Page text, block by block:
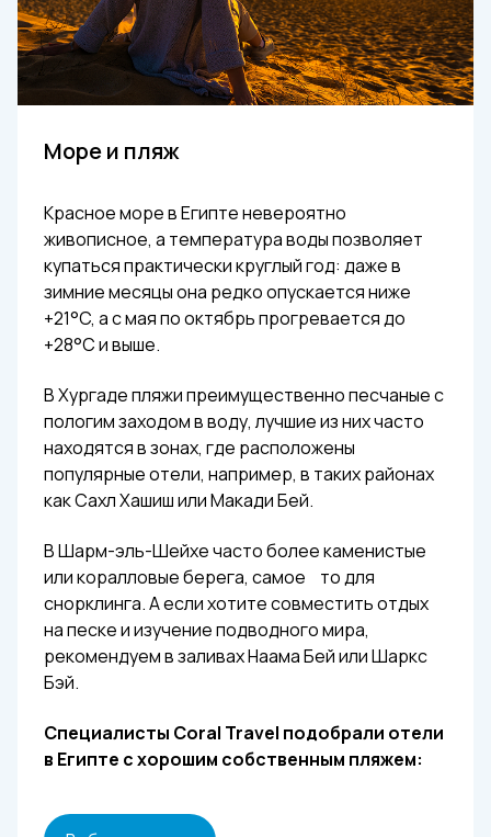
Море и пляж
Красное море в Египте невероятно
живописное, а температура воды позволяет
купаться практически круглый год: даже в
зимние месяцы она редко опускается ниже
+21°C, а с мая по октябрь прогревается до
+28°C и выше.
В Хургаде пляжи преимущественно песчаные с
пологим заходом в воду, лучшие из них часто
находятся в зонах, где расположены
популярные отели, например, в таких районах
как Сахл Хашиш или Макади Бей.
В Шарм-эль-Шейхе часто более каменистые
или коралловые берега, самое то для
снорклинга. А если хотите совместить отдых
на песке и изучение подводного мира,
рекомендуем в заливах Наама Бей или Шаркс
Бэй.
Специалисты Сoral Travel подобрали отели
в Египте с хорошим собственным пляжем: